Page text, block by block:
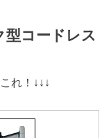
コードレス
れ！↓↓↓